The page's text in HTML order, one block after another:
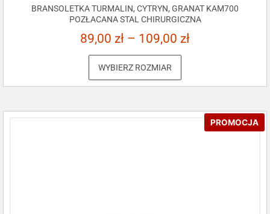
BRANSOLETKA TURMALIN, CYTRYN, GRANAT KAM700
POZŁACANA STAL CHIRURGICZNA
89,00 zł – 109,00 zł
WYBIERZ ROZMIAR
PROMOCJA